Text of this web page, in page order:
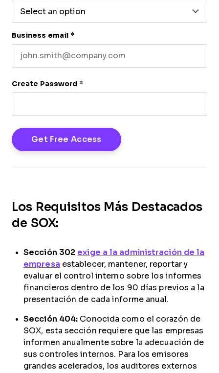
Business email *
Create Password *
Los Requisitos Más Destacados
de SOX:
Sección 302 exige a la administración de la
empresa establecer, mantener, reportar y
evaluar el control interno sobre los informes
financieros dentro de los 90 días previos a la
presentación de cada informe anual.
Sección 404: Conocida como el corazón de
SOX, esta sección requiere que las empresas
informen anualmente sobre la adecuación de
sus controles internos. Para los emisores
grandes acelerados, los auditores externos